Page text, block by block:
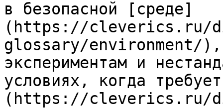
в безопасной [среде]
(https://cleverics.ru/
glossary/environment/),
экспериментам и
условиях, когда
(https://cleverics.ru/